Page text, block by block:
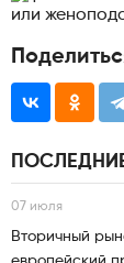
07 июля
Вторичный